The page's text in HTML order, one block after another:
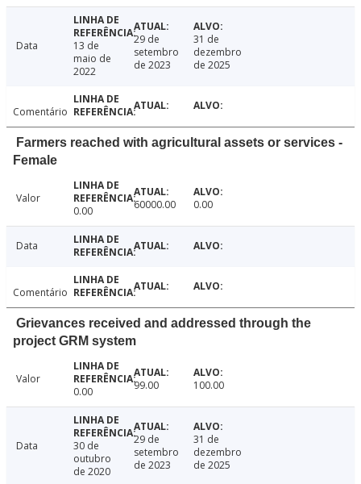
Data
13 de
maio de
2022
29 de
setembro
de 2023
31 de
dezembro
de 2025
Comentário
Farmers reached with agricultural assets or services -
Female
Valor
0.00
60000.00 0.00
Data
Comentário
Grievances received and addressed through the
project GRM system
Valor
0.00
99.00 100.00
Data
30 de
outubro
de 2020
29 de
setembro
de 2023
31 de
dezembro
de 2025